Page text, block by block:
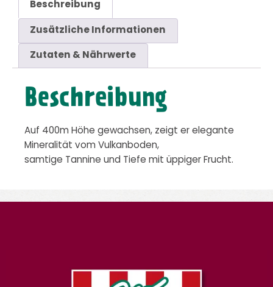
Beschreibung
Zusätzliche Informationen
Zutaten & Nährwerte
Beschreibung
Auf 400m Höhe gewachsen, zeigt er elegante
Mineralität vom Vulkanboden,
samtige Tannine und Tiefe mit üppiger Frucht.